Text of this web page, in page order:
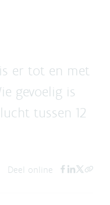
er tot en met
gevoelig is
tussen 12
Deel online